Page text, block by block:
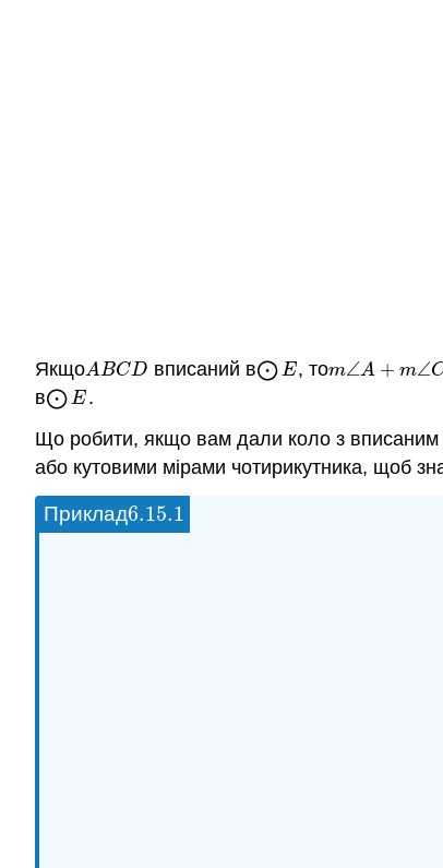
ЯкщоABCD
ABCD вписаний в⨀E
⨀E , тоm∠A + m∠
m∠A +m∠C
в⨀E
⨀E .
Що робити, якщо вам дали коло з вписаним
або кутовими мірами чотирикутника, щоб
Приклад6.15.1
6.15.1